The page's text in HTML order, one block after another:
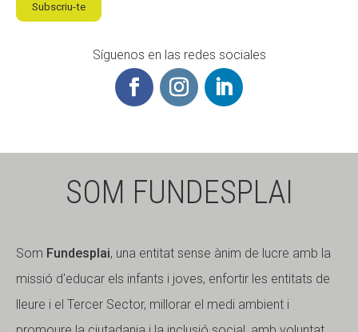
Subscriu-te
Síguenos en las redes sociales
SOM FUNDESPLAI
Som Fundesplai, una entitat sense ànim de lucre amb la
missió d'educar els infants i joves, enfortir les entitats de
lleure i el Tercer Sector, millorar el medi ambient i